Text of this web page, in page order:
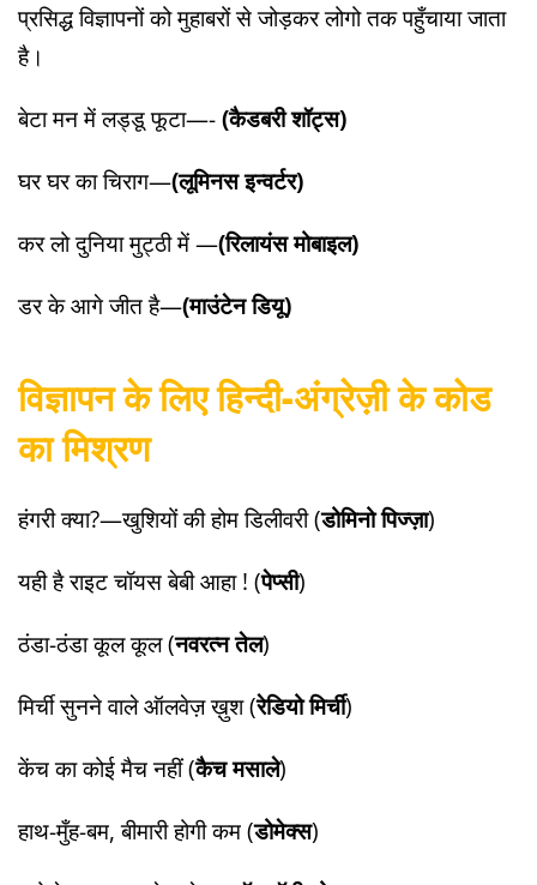
प्रसिद्ध विज्ञापनों को मुहाबरों से जोड़कर लोगो तक पहुँचाया जाता
है।
बेटा मन में लड्डू फूटा—-(कैडबरी शॉट्स)
घर घर का चिराग—(लूमिनस इन्वर्टर)
कर लो दुनिया मुट्ठी में —(रिलायंस मोबाइल)
डर के आगे जीत है—(माउंटेन डियू)
विज्ञापन के लिए हिन्दी-अंग्रेज़ी के कोड
का मिश्रण
हंगरी क्या?—खुशियों की होम डिलीवरी (डोमिनो पिज्ज़ा)
यही है राइट चॉयस बेबी आहा ! (पेप्सी)
ठंडा-ठंडा कूल कूल (नवरत्न तेल)
मिर्ची सुनने वाले ऑलवेज़ ख़ुश (रेडियो मिर्ची)
केंच का कोई मैच नहीं (कैच मसाले)
​हाथ-मुँह-बम, बीमारी होगी कम (डोमेक्स)